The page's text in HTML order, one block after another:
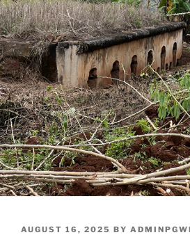
POSTED
AUGUST 16, 2025 BY ADMINPGWI